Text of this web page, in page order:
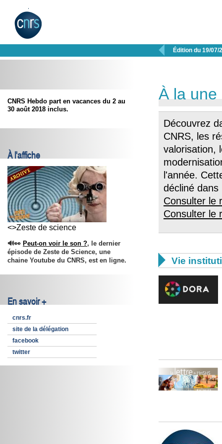
 Édition du 19/07/
CNRS Hebdo part en vacances du 2 au
30 août 2018 inclus.
À l'affiche
<>Zeste de science
🔊👀 Peut-on voir le son ?, le dernier
épisode de Zeste de Science, une
chaine Youtube du CNRS, est en ligne.
En savoir +
cnrs.fr
site de la délégation
facebook
twitter
À la une
Découvrez
CNRS, les
valorisation,
l'année.
décliné
Consulter le
Consulter le
 Vie